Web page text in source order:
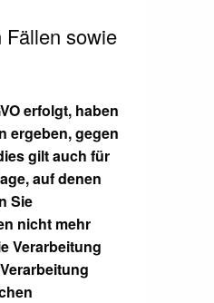
Fällen sowie
erfolgt, haben
ergeben, gegen
gilt auch für
auf denen
Sie
nicht mehr
Verarbeitung